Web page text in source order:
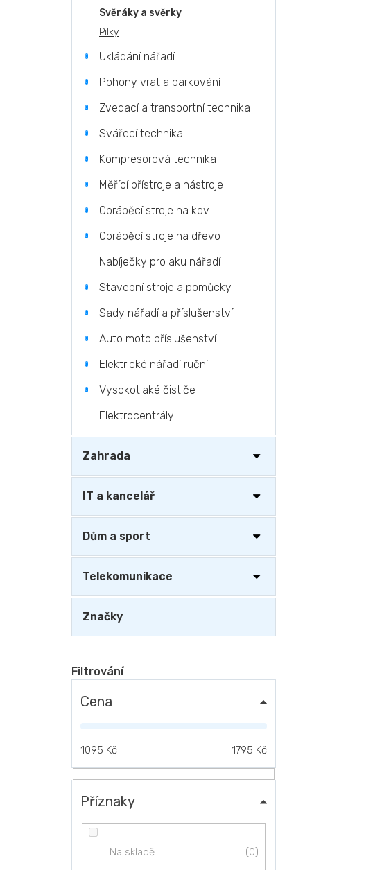
Svěráky a svěrky
Pilky
Ukládání nářadí
Pohony vrat a parkování
Zvedací a transportní technika
Svářecí technika
Kompresorová technika
Měřící přístroje a nástroje
Obráběcí stroje na kov
Obráběcí stroje na dřevo
Nabíječky pro aku nářadí
Stavební stroje a pomůcky
Sady nářadí a příslušenství
Auto moto příslušenství
Elektrické nářadí ruční
Vysokotlaké čističe
Elektrocentrály
Zahrada
IT a kancelář
Dům a sport
Telekomunikace
Značky
Cena
1095 Kč 1795 Kč
Příznaky
Na skladě 0